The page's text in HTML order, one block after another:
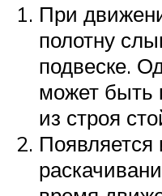
При
полотну
подвеске.
может быть
из строя